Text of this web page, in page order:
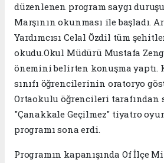
düzenlenen program saygı
Marşının okunması ile başladı.
Yardımcısı Celal Özdil tüm
okudu.Okul Müdürü Mustafa
önemini belirten konuşma yaptı.
sınıfı öğrencilerinin oratoryo
Ortaokulu öğrencileri tarafından
"Çanakkale Geçilmez" tiyatro
programı sona erdi.
Programın kapanışında Of İlçe